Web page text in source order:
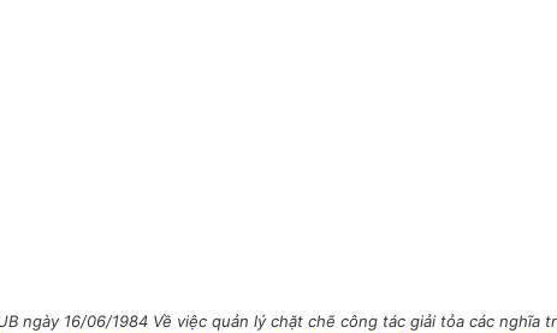
ngày 16/06/1984 Về việc quản lý chặt chẽ công tác giải tỏa các